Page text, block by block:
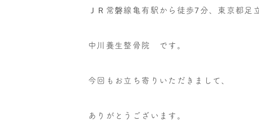
ＪＲ常磐線亀有駅から徒歩7分、東京都足
中川養生整骨院 です。
今回もお立ち寄りいただきまして、
ありがとうございます。